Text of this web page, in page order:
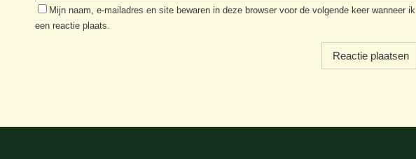
Mijn naam, e-mailadres en site bewaren in deze browser voor de volgende keer wanneer ik
een reactie plaats.